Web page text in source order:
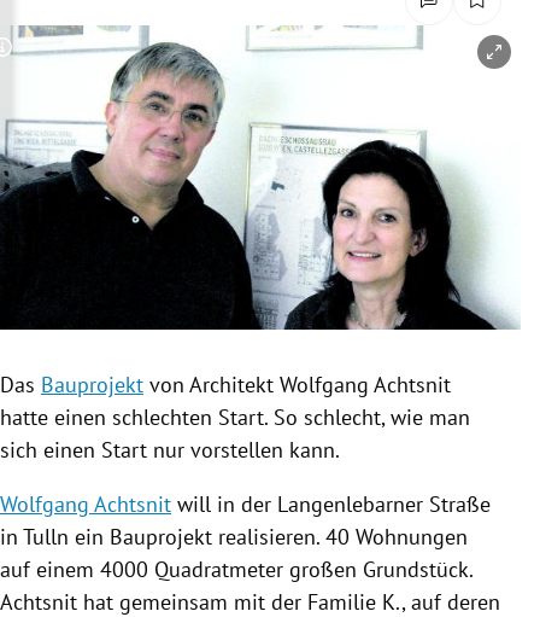
Untermenü
Untermenü
Untermenü
Untermenü
Copyright-Hinweis öffnen/schließen
Das Bauprojekt von Architekt Wolfgang Achtsnit
hatte einen schlechten Start. So schlecht, wie man
sich einen Start nur vorstellen kann.
Wolfgang Achtsnit will in der Langenlebarner Straße
in Tulln ein Bauprojekt realisieren. 40 Wohnungen
auf einem 4000 Quadratmeter großen Grundstück.
Achtsnit hat gemeinsam mit der Familie K., auf deren